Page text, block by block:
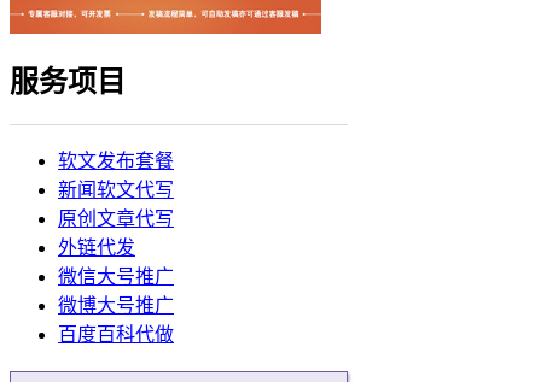
服务项目
软文发布套餐
新闻软文代写
原创文章代写
外链代发
微信大号推广
微博大号推广
百度百科代做